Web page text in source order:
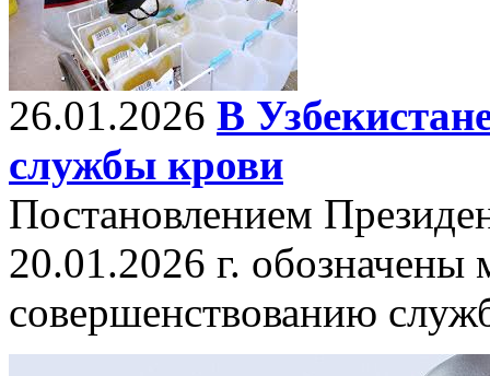
26.01.2026 В
службы крови
Постановлением
20.01.2026 г.
совершенствованию